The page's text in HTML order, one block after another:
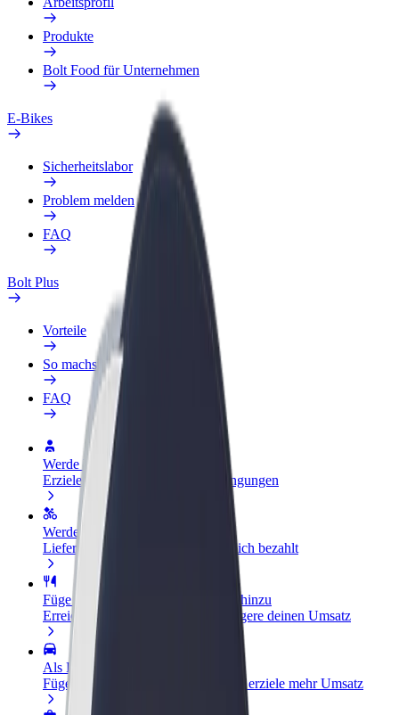
Produkte
Bolt Food für Unternehmen
E-Bikes
Sicherheitslabor
Problem melden
FAQ
Bolt Plus
Vorteile
So machst du mit
FAQ
Werde Fahrer:in
Erziele Umsatz nach deinen Bedingungen
Werde Kurier
Liefere Essen und werde wöchentlich bezahlt
Füge ein Restaurant oder Geschäft hinzu
Erreiche mehr Kund:innen und steigere deinen Umsatz
Als Flottenbesitzer:in anmelden
Füge deine Flotte zu Bolt hinzu und erziele mehr Umsatz